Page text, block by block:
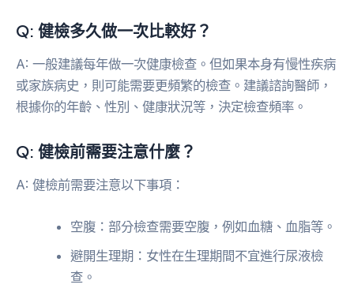
Q: 健檢多久做一次比較好？
A: 一般建議每年做一次健康檢查。但如果本身有慢性疾病
或家族病史，則可能需要更頻繁的檢查。建議諮詢醫師，
根據你的年齡、性別、健康狀況等，決定檢查頻率。
Q: 健檢前需要注意什麼？
A: 健檢前需要注意以下事項：
空腹：部分檢查需要空腹，例如血糖、血脂等。
避開生理期：女性在生理期間不宜進行尿液檢
查。